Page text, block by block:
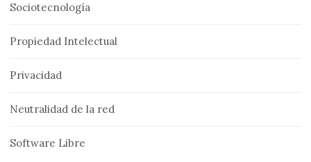
Sociotecnología
Propiedad Intelectual
Privacidad
Neutralidad de la red
Software Libre